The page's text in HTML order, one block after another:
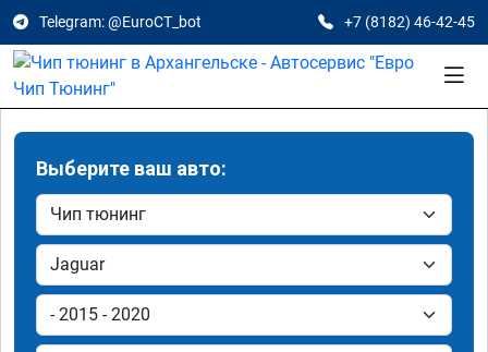
Telegram: @EuroCT_bot +7 (8182) 46-42-45
Выберите ваш авто: